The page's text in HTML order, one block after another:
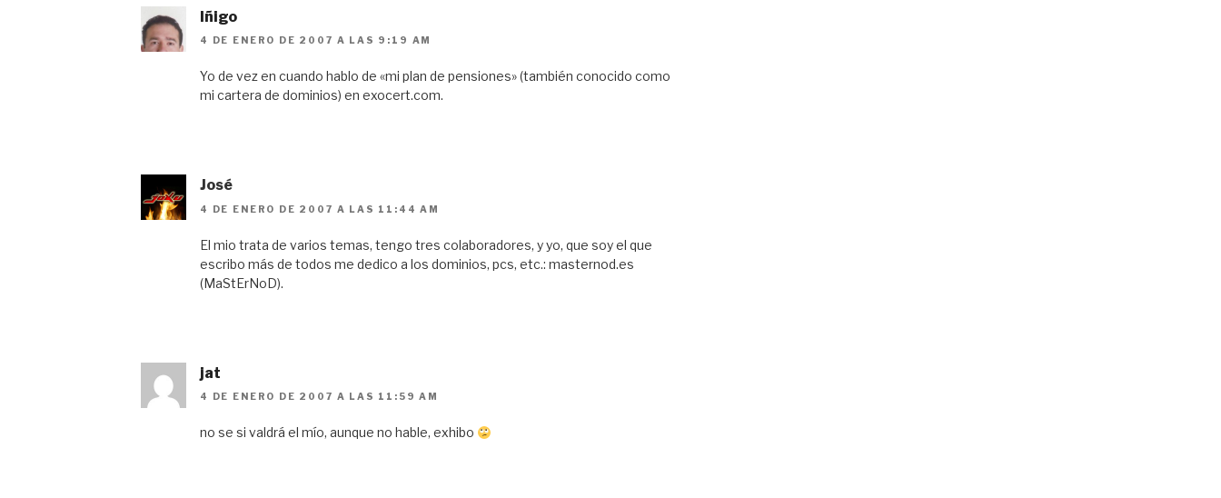
Iñigo
4 DE ENERO DE 2007 A LAS 9:19 AM
Yo de vez en cuando hablo de «mi plan de pensiones» (también conocido como
mi cartera de dominios) en exocert.com.
José
4 DE ENERO DE 2007 A LAS 11:44 AM
El mio trata de varios temas, tengo tres colaboradores, y yo, que soy el que
escribo más de todos me dedico a los dominios, pcs, etc.: masternod.es
(MaStErNoD).
jat
4 DE ENERO DE 2007 A LAS 11:59 AM
no se si valdrá el mío, aunque no hable, exhibo